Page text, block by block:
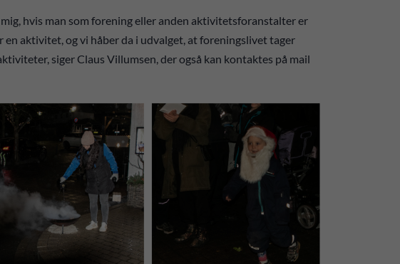
hvis man som forening eller anden aktivitetsforanstalter er
en aktivitet, og vi håber da i udvalget, at foreningslivet tager
siger Claus Villumsen, der også kan kontaktes på mail